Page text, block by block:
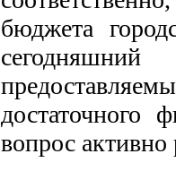
бюджета
достаточного
вопрос